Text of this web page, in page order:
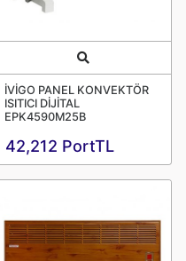
Quick View
İVİGO PANEL KONVEKTÖR
ISITICI DİJİTAL
EPK4590M25B
42,212 PortTL